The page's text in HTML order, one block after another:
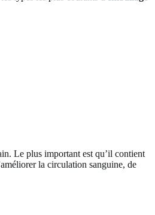
Le plus important est qu’il contient
la circulation sanguine, de